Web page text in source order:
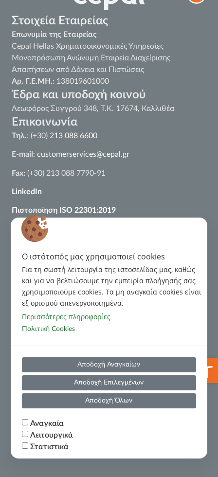
Στοιχεία Εταιρείας
Επωνυμία της Εταιρείας
Cepal Hellas Χρηματοοικονομικές Υπηρεσίες
Μονοπρόσωπη Ανώνυμη Εταιρεία Διαχείρισης
Απαιτήσεων από Δάνεια και Πιστώσεις
Αρ. Γ.Ε.ΜΗ.: 138019601000
Έδρα και υποδοχή κοινού
Λεωφόρος Συγγρού 348, Τ.Κ. 17674, Καλλιθέα
Επικοινωνία
Τηλ.: (+30) 213 088 6600
E-mail : customerservices@cepal.gr
Fax: (+30) 213 088 7790-91
LinkedIn
Πιστοποίηση ISO 22301:2019
Πιστοποίηση ISO 27001:2022
Κανονιστικό Πλαίσιο
Διαχείριση Παραπόνων
Κώδικας Δεοντολογίας για τις σχέσεις με τους Οφειλέτες
Πρόληψη και Καταστολή Νομιμοποίησης Εσόδων από
Εγκληματικές Δραστηριότητες και της Χρηματοδότησης
της Τρομοκρατίας
Χρήσιμες Πληροφορίες
Πολιτική Υποβολής Αναφορών(Whistleblowing)
Οικονομικές Καταστάσεις
O ιστότοπός μας χρησιμοποιεί cookies
Για τη σωστή λειτουργία της ιστοσελίδας μας, καθώς
και για να βελτιώσουμε την εμπειρία πλοήγησής σας
χρησιμοποιούμε cookies. Tα μη αναγκαία cookies είναι
εξ ορισμού απενεργοποιημένα.
Περισσότερες πληροφορίες
Πολιτική Cookies
Αποδοχή Αναγκαίων
Αποδοχή Επιλεγμένων
Αποδοχή Όλων
Αναγκαία
Λειτουργικά
Στατιστικά